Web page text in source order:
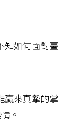
知如何面對臺
贏來真摯的掌
。